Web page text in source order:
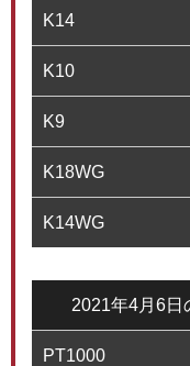
K14
K10
K9
K18WG
K14WG
2021年4月6日
PT1000